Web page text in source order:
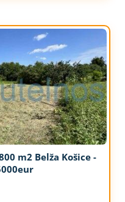
m2 Belža Košice -